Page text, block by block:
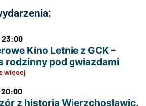
23:00
Kino Letnie z GCK –
rodzinny pod gwiazdami
więcej
20:00
z historią Wierzchosławic.